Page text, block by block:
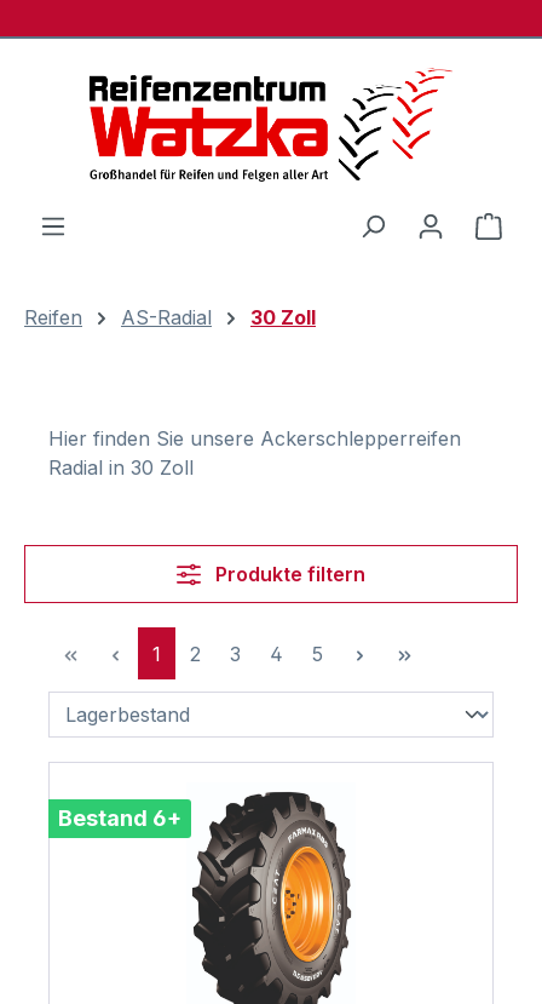
Reifen AS-Radial 30 Zoll
Hier finden Sie unsere Ackerschlepperreifen
Radial in 30 Zoll
Produkte filtern
Seite
1 Seite
2 Seite
3 Seite
4 Seite
5
Bestand 6+